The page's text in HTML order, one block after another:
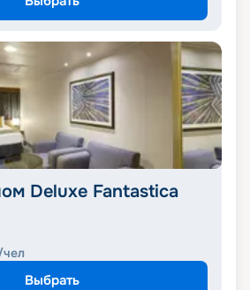
Deluxe Fantastica
Выбрать